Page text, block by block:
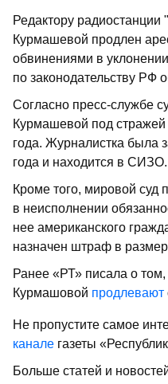
Редактору
Курмашевой продлен
обвинениями в
по законодательству РФ
Согласно пресс-службе
Курмашевой под
года. Журналистка была
года и находится в СИЗО.
Кроме того, мировой суд
в неисполнении
нее американского
назначен штраф в
Ранее «РТ» писала о том,
Курмашовой продлевают
Не пропустите самое
канале газеты
Больше статей и